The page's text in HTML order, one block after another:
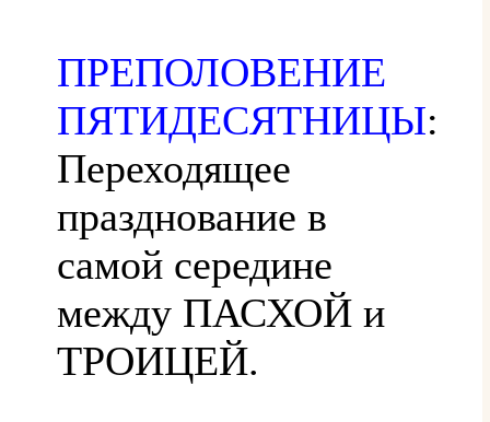
ПРЕПОЛОВЕНИЕ
ПЯТИДЕСЯТНИЦЫ:
Переходящее
празднование в
самой середине
между ПАСХОЙ и
ТРОИЦЕЙ.